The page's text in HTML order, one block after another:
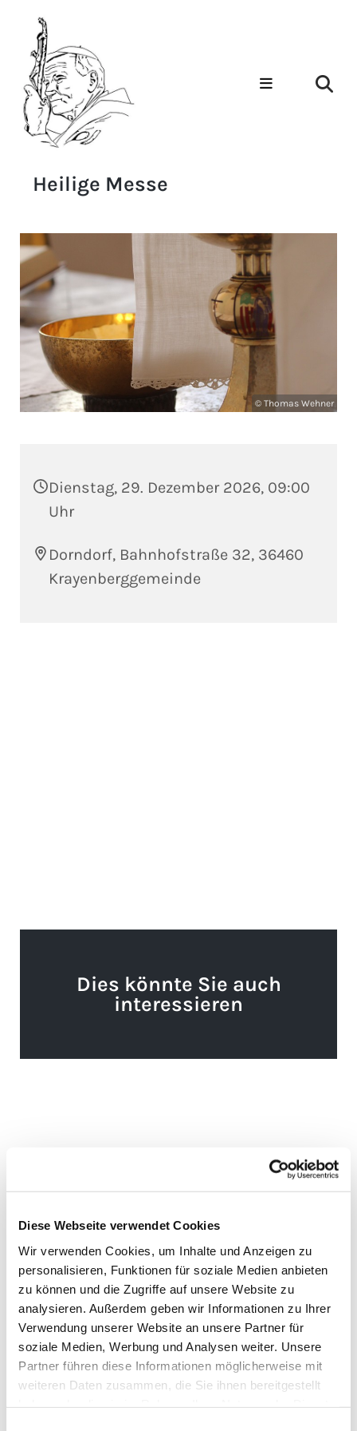
Diese Webseite verwendet Cookies
Wir verwenden Cookies, um Inhalte und Anzeigen zu
personalisieren, Funktionen für soziale Medien anbieten
zu können und die Zugriffe auf unsere Website zu
analysieren. Außerdem geben wir Informationen zu Ihrer
Verwendung unserer Website an unsere Partner für
soziale Medien, Werbung und Analysen weiter. Unsere
Partner führen diese Informationen möglicherweise mit
weiteren Daten zusammen, die Sie ihnen bereitgestellt
Heilige Messe
© Thomas Wehner
Dienstag, 29. Dezember 2026, 09:00
Uhr
Dorndorf, Bahnhofstraße 32, 36460
Krayenberggemeinde
Dies könnte Sie auch
interessieren